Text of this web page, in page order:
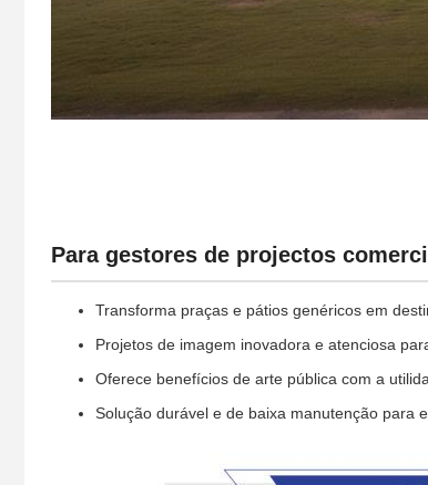
Para gestores de projectos
Transforma praças e pátios genéricos em
Projetos de imagem inovadora e atenciosa
Oferece benefícios de arte pública com a
Solução durável e de baixa manutenção para